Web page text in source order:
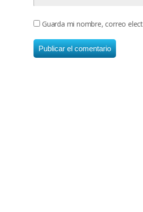
Guarda mi nombre, correo